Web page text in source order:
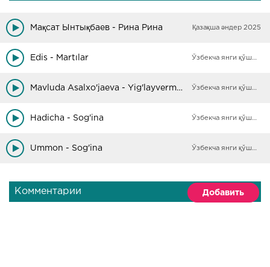
Мақсат Ынтықбаев - Рина Рина Қазақша әндер 2025
Edis - Martılar Ўзбекча янги қўшиқлар
Mavluda Asalxo'jaeva - Yig'layverma yurak Ўзбекча янги қўшиқлар
Hadicha - Sog'ina Ўзбекча янги қўшиқлар
Ummon - Sog'ina Ўзбекча янги қўшиқлар
Комментарии Добавить